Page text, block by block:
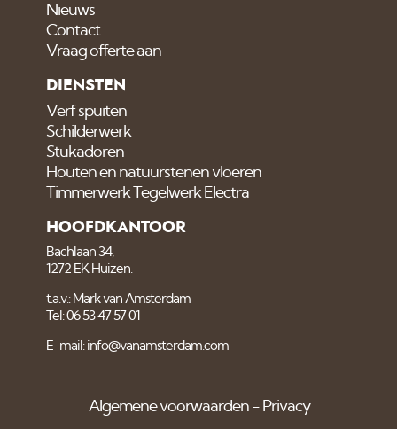
Nieuws
Contact
Vraag offerte aan
DIENSTEN
Verf spuiten
Schilderwerk
Stukadoren
Houten en natuurstenen vloeren
Timmerwerk Tegelwerk Electra
HOOFDKANTOOR
Bachlaan 34,
1272 EK Huizen.
t.a.v.: Mark van Amsterdam
Tel: 06 53 47 57 01
E-mail: info@vanamsterdam.com
Algemene voorwaarden Privacy